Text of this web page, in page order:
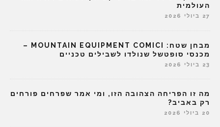
העולמית
27 ביולי 2026
מבחן שטח: MOUNTAIN EQUIPMENT COMICI –
מכנסי סופטשל שנולדו לשבילים טכניים
23 ביולי 2026
מה זו הפריחה הצהובה הזו, ומי אמר שפרחים פורחים
רק באביב?
20 ביולי 2026